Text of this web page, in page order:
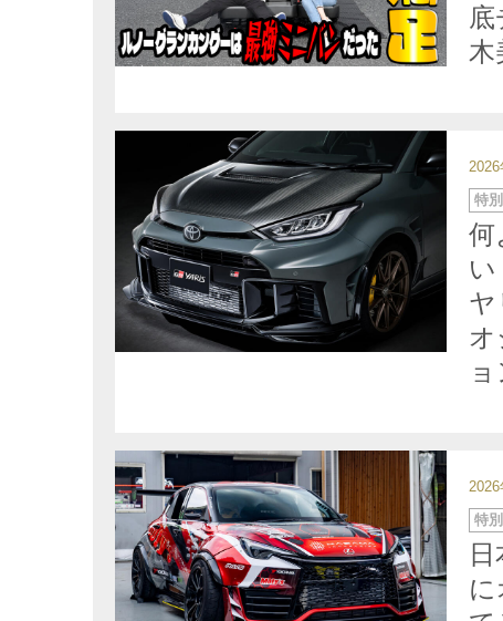
木
2026
何
ヤ
オ
カ
テ
ゴ
リ
ー
特
2026
カ
テ
ゴ
リ
ー
特